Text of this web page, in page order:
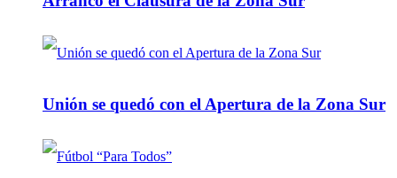
Unión se quedó con el Apertura de la Zona Sur